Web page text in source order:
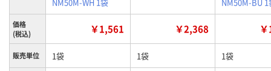
価格
(税込)
￥1,561 ￥2,368
販売単位 1袋 1袋 1袋